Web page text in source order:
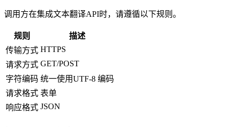
调用方在集成文本翻译API时，请遵循以下规则。
规则
描述
传输方式 HTTPS
请求方式 GET/POST
字符编码 统一使用UTF-8 编码
请求格式 表单
响应格式 JSON